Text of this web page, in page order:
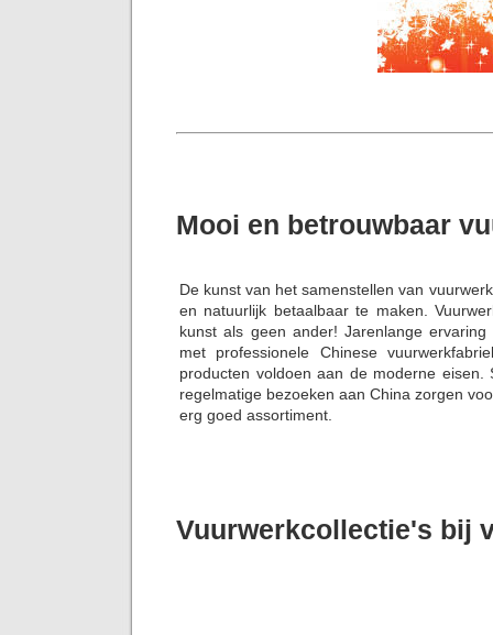
Mooi en betrouwbaar
De kunst van het samenstellen van
en natuurlijk betaalbaar te maken.
kunst als geen ander! Jarenlange
met professionele Chinese
producten voldoen aan de moderne eisen.
regelmatige bezoeken aan China zorgen
erg goed assortiment.
Vuurwerkcollectie's bij